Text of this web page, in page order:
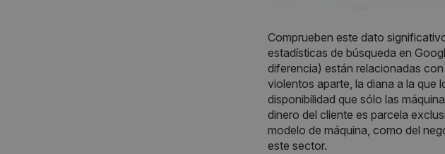
Comprueben este dato
estadísticas de búsqueda en
diferencia) están relacionadas
violentos aparte, la diana a la que
disponibilidad que sólo las
dinero del cliente es parcela
modelo de máquina, como del
este sector.